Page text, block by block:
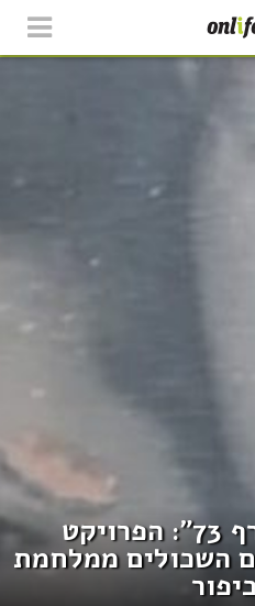
"האחים של חורף 73": הפרויקט
השכולים ממלחמת